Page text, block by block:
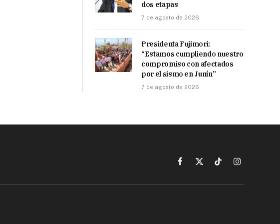
dos etapas
7 de agosto de 2026
Presidenta Fujimori:
“Estamos cumpliendo nuestro
compromiso con afectados
por el sismo en Junín”
7 de agosto de 2026
Facebook
X
TikTokInstagram